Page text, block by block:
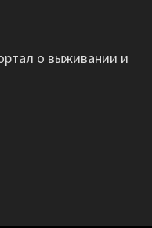
о выживании и